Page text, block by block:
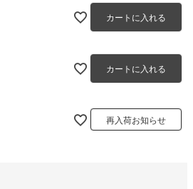
カートに入れる
カートに入れる
再入荷お知らせ